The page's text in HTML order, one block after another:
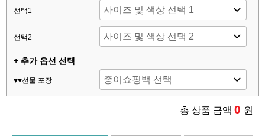
선택1
선택2
+ 추가 옵션 선택
♥♥선물 포장
총 상품 금액 0 원